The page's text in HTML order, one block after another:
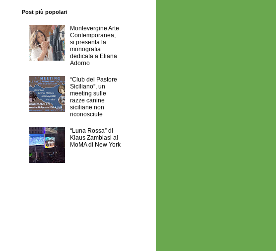
Post più popolari
Montevergine Arte
Contemporanea,
si presenta la
monografia
dedicata a Eliana
Adorno
“Club del Pastore
Siciliano”, un
meeting sulle
razze canine
siciliane non
riconosciute
“Luna Rossa” di
Klaus Zambiasi al
MoMA di New York